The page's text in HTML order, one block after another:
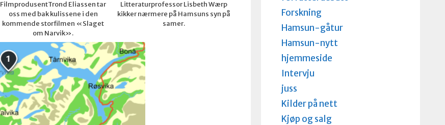
Litteraturprofessor Lisbeth Wærp
kikker nærmere på Hamsuns syn på
samer.
FilmprodusentTrond Eliassen tar
oss med bak kulissene i den
kommende storfilmen «Slaget
om Narvik».
Forskning
Hamsun-gåtur
Hamsun-nytt
hjemmeside
Intervju
juss
Kilder på nett
Kjøp og salg